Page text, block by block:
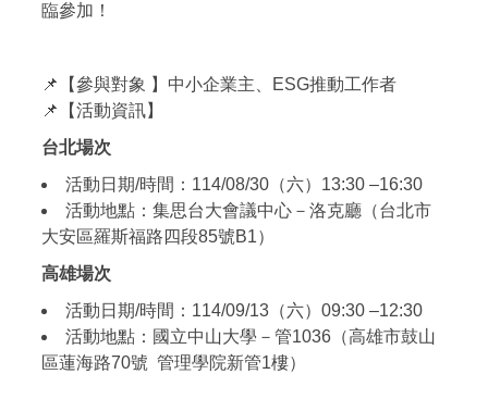
臨參加！
📌
【參與對象 】中小企業主、ESG推動工作者
📌【活動資訊】
台北場次
活動日期/時間：114/08/30（六）13:30 –16:30
活動地點：集思台大會議中心－洛克廳（台北市
大安區羅斯福路四段85號B1）
高雄場次
活動日期/時間：114/09/13（六）09:30 –12:30
活動地點：國立中山大學－管1036（高雄市鼓山
區蓮海路70號 管理學院新管1樓）